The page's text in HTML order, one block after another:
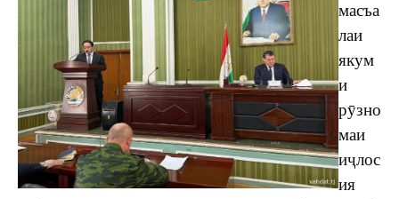
масъа
лаи
якум
и
рӯзно
маи
иҷлос
ия